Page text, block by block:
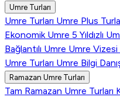
Umre Turları
Umre Turları Umre Plus
Ekonomik Umre 5 Yıldızlı
Bağlantılı Umre Umre
Umre Turları Umre Bilgi
Ramazan Umre Turları
Tam Ramazan Umre Turları